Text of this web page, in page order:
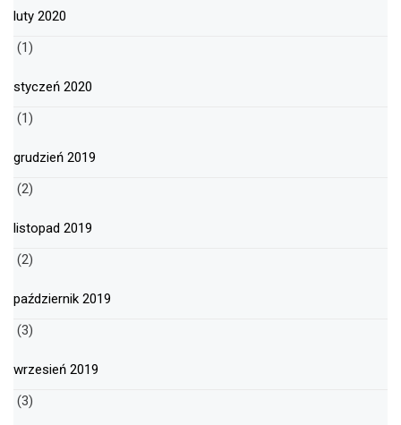
luty 2020
(1)
styczeń 2020
(1)
grudzień 2019
(2)
listopad 2019
(2)
październik 2019
(3)
wrzesień 2019
(3)